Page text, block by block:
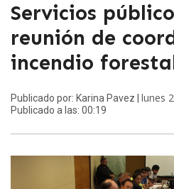
Servicios
reunión de
incendio
Publicado por: Karina Pavez | lunes
Publicado a las: 00:19